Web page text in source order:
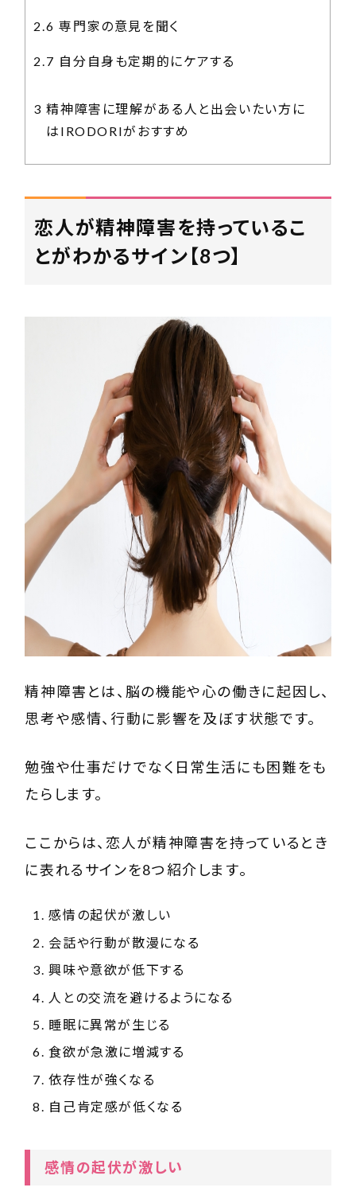
2.6 専門家の意見を聞く
2.7 自分自身も定期的にケアする
3 精神障害に理解がある人と出会いたい方に
はIRODORIがおすすめ
恋人が精神障害を持っているこ
とがわかるサイン【8つ】
精神障害とは、脳の機能や心の働きに起因し、
思考や感情、行動に影響を及ぼす状態です。
勉強や仕事だけでなく日常生活にも困難をも
たらします。
ここからは、恋人が精神障害を持っているとき
に表れるサインを8つ紹介します。
感情の起伏が激しい
会話や行動が散漫になる
興味や意欲が低下する
人との交流を避けるようになる
睡眠に異常が生じる
食欲が急激に増減する
依存性が強くなる
自己肯定感が低くなる
感情の起伏が激しい